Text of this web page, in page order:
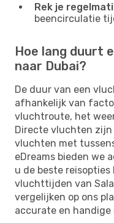
Rek je
beencirculatie
Hoe lang duurt
naar Dubai?
De duur van een
afhankelijk van
vluchtroute, het
Directe vluchten
vluchten met
eDreams bieden we
u de beste
vluchttijden van
vergelijken op ons
accurate en